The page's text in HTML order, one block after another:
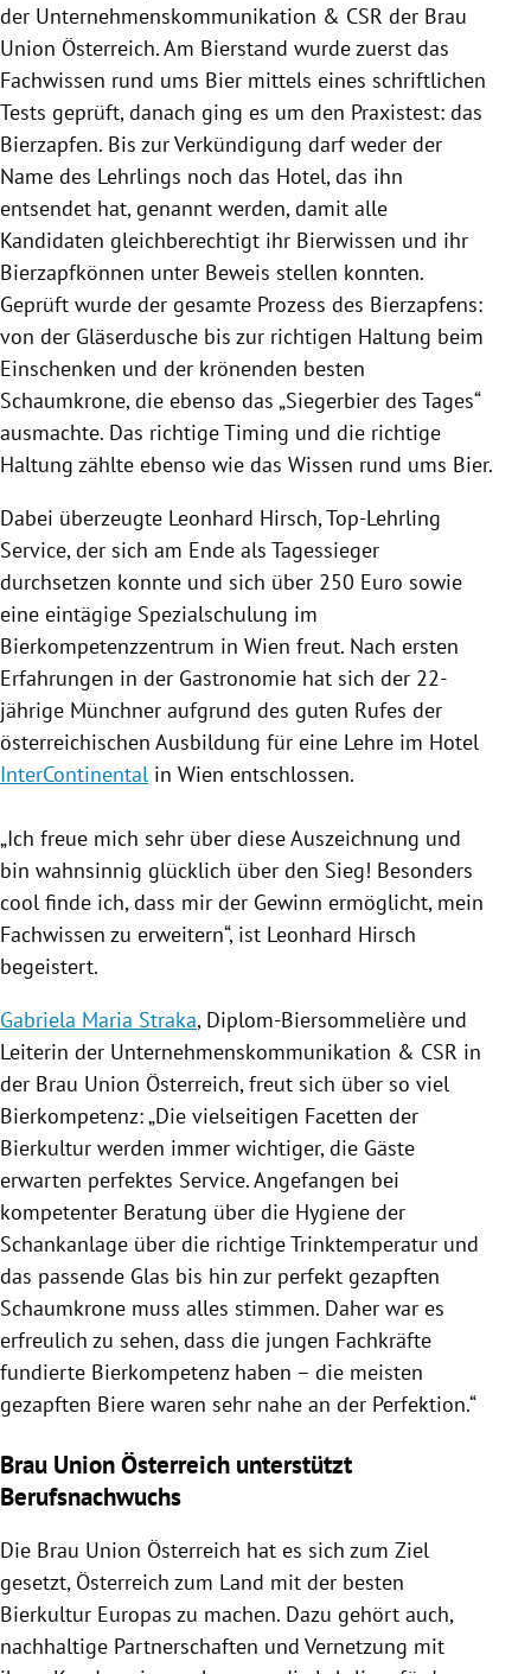
der Unternehmenskommunikation & CSR der Brau
Union Österreich. Am Bierstand wurde zuerst das
Fachwissen rund ums Bier mittels eines schriftlichen
Tests geprüft, danach ging es um den Praxistest: das
Bierzapfen. Bis zur Verkündigung darf weder der
Name des Lehrlings noch das Hotel, das ihn
entsendet hat, genannt werden, damit alle
Kandidaten gleichberechtigt ihr Bierwissen und ihr
Bierzapfkönnen unter Beweis stellen konnten.
Geprüft wurde der gesamte Prozess des Bierzapfens:
von der Gläserdusche bis zur richtigen Haltung beim
Einschenken und der krönenden besten
Schaumkrone, die ebenso das „Siegerbier des Tages“
ausmachte. Das richtige Timing und die richtige
Haltung zählte ebenso wie das Wissen rund ums Bier.
Dabei überzeugte Leonhard Hirsch, Top-Lehrling
Service, der sich am Ende als Tagessieger
durchsetzen konnte und sich über 250 Euro sowie
eine eintägige Spezialschulung im
Bierkompetenzzentrum in Wien freut. Nach ersten
Erfahrungen in der Gastronomie hat sich der 22-
jährige Münchner aufgrund des guten Rufes der
österreichischen Ausbildung für eine Lehre im Hotel
InterContinental in Wien entschlossen.
„Ich freue mich sehr über diese Auszeichnung und
bin wahnsinnig glücklich über den Sieg! Besonders
cool finde ich, dass mir der Gewinn ermöglicht, mein
Fachwissen zu erweitern“, ist Leonhard Hirsch
begeistert.
Gabriela Maria Straka, Diplom-Biersommelière und
Leiterin der Unternehmenskommunikation & CSR in
der Brau Union Österreich, freut sich über so viel
Bierkompetenz: „Die vielseitigen Facetten der
Bierkultur werden immer wichtiger, die Gäste
erwarten perfektes Service. Angefangen bei
kompetenter Beratung über die Hygiene der
Schankanlage über die richtige Trinktemperatur und
das passende Glas bis hin zur perfekt gezapften
Schaumkrone muss alles stimmen. Daher war es
erfreulich zu sehen, dass die jungen Fachkräfte
fundierte Bierkompetenz haben – die meisten
gezapften Biere waren sehr nahe an der Perfektion.“
Brau Union Österreich unterstützt
Berufsnachwuchs
Die Brau Union Österreich hat es sich zum Ziel
gesetzt, Österreich zum Land mit der besten
Bierkultur Europas zu machen. Dazu gehört auch,
nachhaltige Partnerschaften und Vernetzung mit